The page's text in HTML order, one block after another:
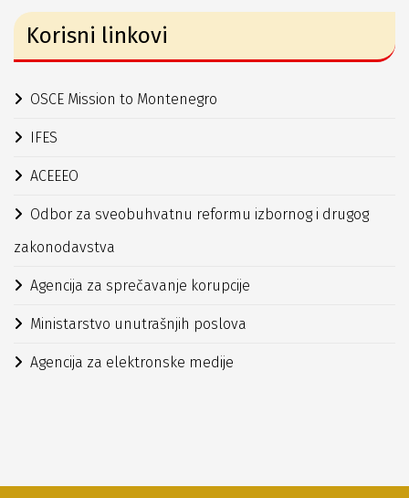
Korisni linkovi
OSCE Mission to Montenegro
IFES
ACEEEO
Odbor za sveobuhvatnu reformu izbornog i drugog
zakonodavstva
Agencija za sprečavanje korupcije
Ministarstvo unutrašnjih poslova
Agencija za elektronske medije